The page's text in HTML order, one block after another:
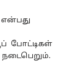
போட்டிகள்
நடைபெறும்.